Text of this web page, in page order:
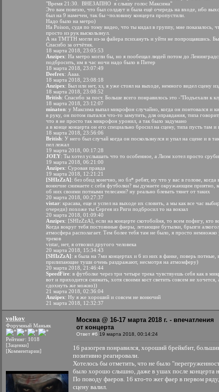
"Время 21:30. ВНЕЗАПНО я слышу голос Максима"
Это вам повезло, что был солдаут и была ещё очередь на входе, ибо
был на 9 намечен, так бы ~половину концерта пропустили.
Надо было на метро)
На Poison, судя по тому видео, что ты кидал в группу, мне показалось,
просто из рук выскользнул.
А на TMTTH могли из-за файера психануть и уйти не попрощавшись.
Спасибо за отчётик.
18 марта 2018, 23:05:53
Anzipex: На метро могли бы, но я пообещал людей потом до
подбросить, им в час ночи надо было в Питер
18 марта 2018, 23:07:49
Deefrex: Аааа.
18 марта 2018, 23:08:18
Anzipex: Был или нет, хз, я уже стоял на выходе, немного видел сцену
18 марта 2018, 23:08:52
British: Спасибо за пост. Больше всего понравилось это -"Подъехали к
18 марта 2018, 23:12:07
minaton: у Максима выпал микрофон случайно, когда он понтовался и
в руку, он потом пытался что-то замутить, для оправдания, типа
что я не просто так микрофон уронил, а так было задумано
а в конце концерта он его специально бросил на сцену, типа пусть там и
18 марта 2018, 23:56:06
British: У него был случай когда он поскользнулся и упал на сцене и в
пел лежал
19 марта 2018, 00:17:28
JOEY: Ты хотел услышать что то особенное, а Лиэм хотел просто
19 марта 2018, 06:21:00
Anzipex: Суровая правда
19 марта 2018, 12:21:21
[SHIzZzA]: без обид конечно, но бл* ребят, ну что у вас в голове,
вонючие снимаете с себя футболки? вы думаете окружающим приятно,
об них своими потными телесами? ну реально блевать тянет от таких
20 марта 2018, 00:27:37
vistar: красава, еще и успел на выходе их словить, а мы как все час
очереди) похоже ты Сергея из Риги подбросил то на вокзал
20 марта 2018, 01:09:40
Anzipex: [SHIzZzA], если на концерте скотобойня, то всем пофигу, кто
Когда вокруг тебя постоянные фаеры, летающие бутылки, брызги
атмосфера располагает. Тем более тебя там не было, я просто немножко
треков
vistar, нет, я отвозил другого человека
20 марта 2018, 15:34:43
[SHIzZzA]: я была на 7ми концертах и 6 из них в фанке, поверь потные,
прилипающие туши очень раздражают, несмотря на атмомферу)
20 марта 2018, 21:46:44
SpeedFire: в футболке через три четыре трека чувствуешь себя как в
вот и приходится снимать, хотя своими кост светить совсем не хочется,
сдохнуть же можно))
21 марта 2018, 02:36:04
Anzipex: Ну я же хороший и совсем не вонючий
21 марта 2018, 12:32:37
volkov
Форумный Маньяк
Рейтинг: 1018
[Заценки]
[Комментарии]
Москва @ 16-17 марта 2018 г. - впечатления
от концерта
Ответ #6 19 марта 2018, 00:14:24
16 разогрев понравился, хороший брейкбит,
позитивно реагировали.
Хотелось бы отметить, что не было
было хорошо слышно, даже в ушах после концерта
По поводу фаеров. 16 кто-то жег фаер в первом
сцену валил.